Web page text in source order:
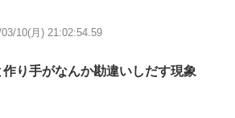
10(月) 21:02:54.59
り手がなんか勘違いしだす現象